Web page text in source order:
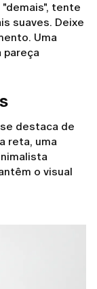
tente
suaves. Deixe
Uma
pareça
destaca de
reta, uma
o visual